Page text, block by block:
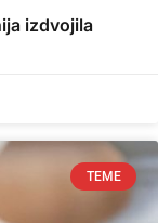
izdvojila
TEME